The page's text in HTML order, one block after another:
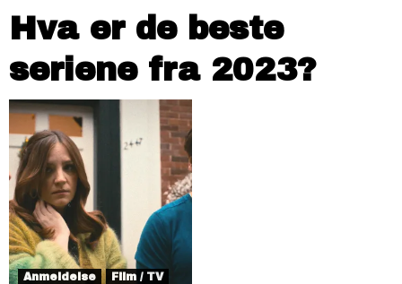
Hva er de beste
seriene fra 2023?
Anmeldelse Film / TV